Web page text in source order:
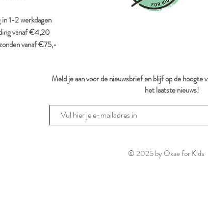
1-2 werkdagen
vanaf €4,20
vanaf €75,-
Meld je aan voor de nieuwsbrief en blijf op de hoogte
het laatste nieuws!
© 2025 by Okae for Kids